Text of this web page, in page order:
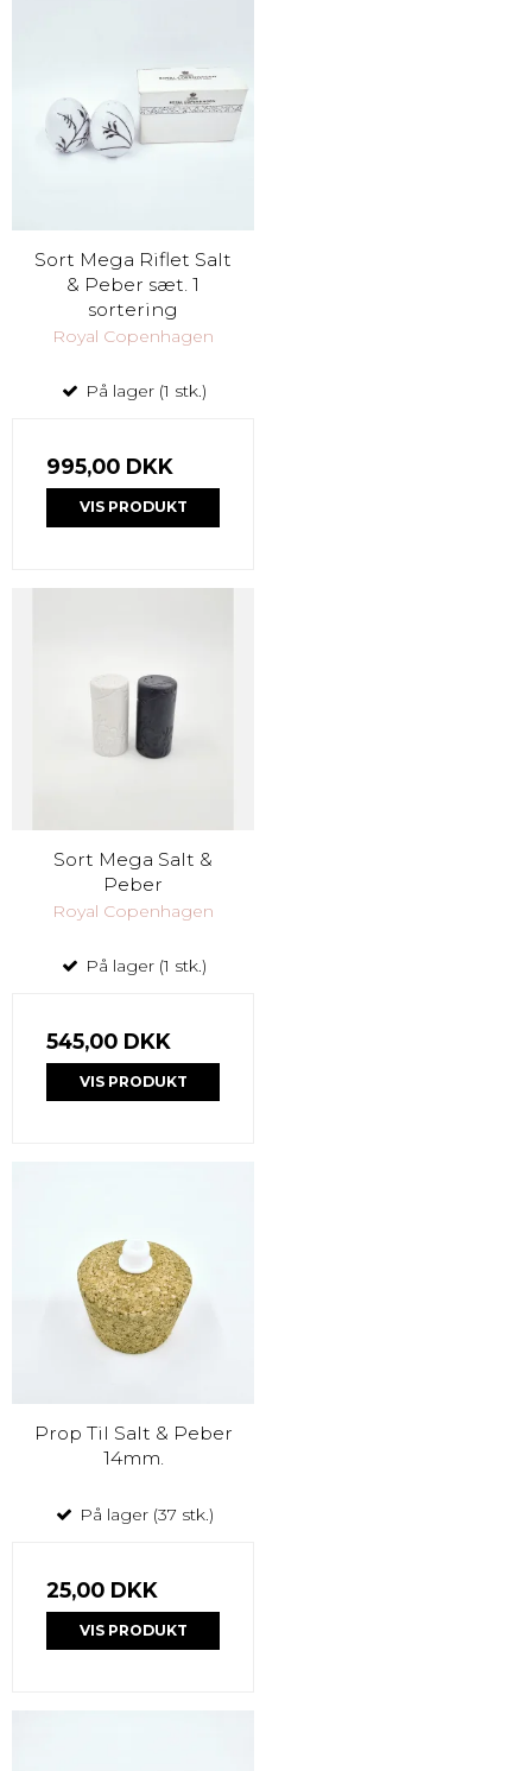
Sort Mega Riflet Salt
& Peber sæt. 1
sortering
Royal Copenhagen
På lager (1 stk.)
995,00 DKK
VIS PRODUKT
Sort Mega Salt &
Peber
Royal Copenhagen
På lager (1 stk.)
545,00 DKK
VIS PRODUKT
Prop Til Salt & Peber
14mm.
På lager (37 stk.)
25,00 DKK
VIS PRODUKT